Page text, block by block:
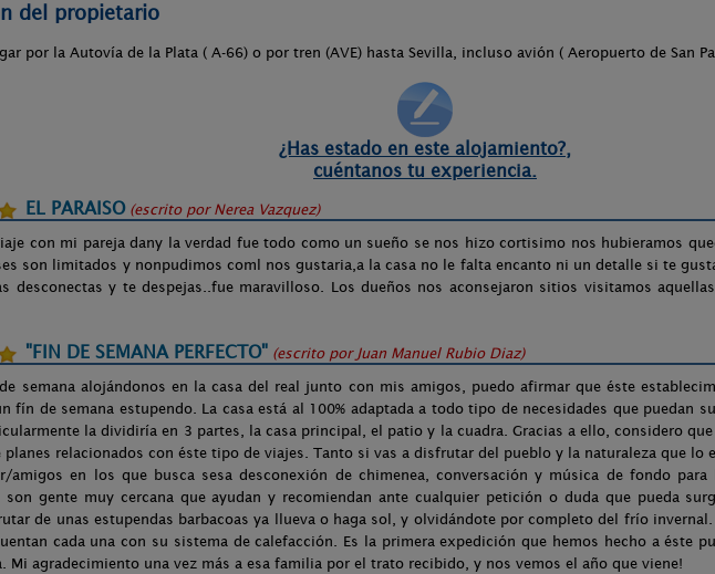
del propietario
por la Autovía de la Plata ( A-66) o por tren (AVE) hasta Sevilla, incluso avión ( Aeropuerto de San
¿Has estado en este alojamiento?,
cuéntanos tu experiencia.
EL PARAISO (escrito por Nerea Vazquez)
con mi pareja dany la verdad fue todo como un sueño se nos hizo cortisimo nos hubieramos
son limitados y nonpudimos coml nos gustaria,a la casa no le falta encanto ni un detalle si te
desconectas y te despejas..fue maravilloso. Los dueños nos aconsejaron sitios visitamos
"FIN DE SEMANA PERFECTO" (escrito por Juan Manuel Rubio Diaz)
semana alojándonos en la casa del real junto con mis amigos, puedo afirmar que éste
fín de semana estupendo. La casa está al 100% adaptada a todo tipo de necesidades que puedan
la dividiría en 3 partes, la casa principal, el patio y la cuadra. Gracias a ello, considero
relacionados con éste tipo de viajes. Tanto si vas a disfrutar del pueblo y la naturaleza que lo
amigos en los que busca sesa desconexión de chimenea, conversación y música de fondo
son gente muy cercana que ayudan y recomiendan ante cualquier petición o duda que pueda
de unas estupendas barbacoas ya llueva o haga sol, y olvidándote por completo del frío
cada una con su sistema de calefacción. Es la primera expedición que hemos hecho a éste
Mi agradecimiento una vez más a esa familia por el trato recibido, y nos vemos el año que viene!